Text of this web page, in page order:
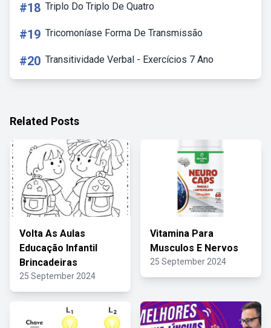
#18 Triplo Do Triplo De Quatro
#19 Tricomoníase Forma De Transmissão
#20 Transitividade Verbal - Exercícios 7 Ano
Related Posts
Volta As Aulas
Educação Infantil
Brincadeiras
25 September 2024
Vitamina Para
Musculos E Nervos
25 September 2024